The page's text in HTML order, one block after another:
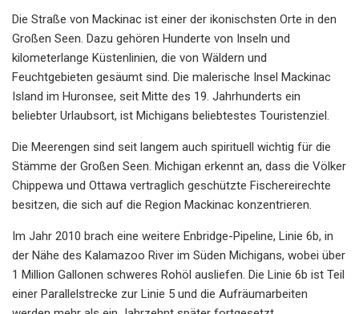
Die Straße von Mackinac ist einer der ikonischsten Orte in den
Großen Seen. Dazu gehören Hunderte von Inseln und
kilometerlange Küstenlinien, die von Wäldern und
Feuchtgebieten gesäumt sind. Die malerische Insel Mackinac
Island im Huronsee, seit Mitte des 19. Jahrhunderts ein
beliebter Urlaubsort, ist Michigans beliebtestes Touristenziel.
Die Meerengen sind seit langem auch spirituell wichtig für die
Stämme der Großen Seen. Michigan erkennt an, dass die Völker
Chippewa und Ottawa vertraglich geschützte Fischereirechte
besitzen, die sich auf die Region Mackinac konzentrieren.
Im Jahr 2010 brach eine weitere Enbridge-Pipeline, Linie 6b, in
der Nähe des Kalamazoo River im Süden Michigans, wobei über
1 Million Gallonen schweres Rohöl ausliefen. Die Linie 6b ist Teil
einer Parallelstrecke zur Linie 5 und die Aufräumarbeiten